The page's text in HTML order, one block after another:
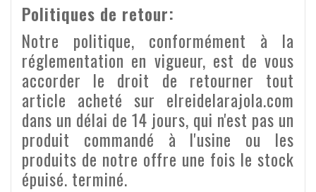
Politiques de retour:
Notre politique, conformément à la
réglementation en vigueur, est de vous
accorder le droit de retourner tout
article acheté sur elreidelarajola.com
dans un délai de 14 jours, qui n'est pas un
produit commandé à l'usine ou les
produits de notre offre une fois le stock
épuisé. terminé.